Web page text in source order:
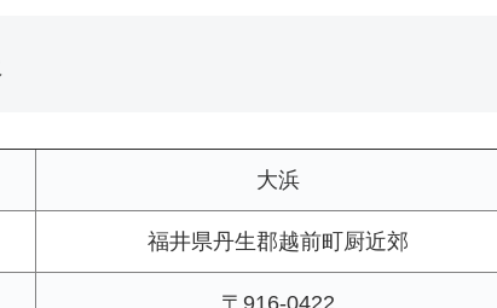
大浜
福井県丹生郡越前町厨近郊